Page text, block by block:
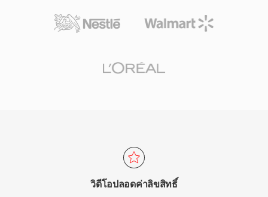
รองรับจากเครื่องเล่นสื่อและเครื่องมือตัดต่อบน
ระบบปฏิบัติการหลักทุกระบบ
ต่อและสตรีมที่มัลติเพล็กซ์สำหรับการเล่นมัลติมีเดีย
เป็นหนึ่งในรูปแบบวิดีโอแรกๆ ที่สามารถนำไปใช้ได้
ลิขสิทธิ์ รูปแบบนี้ยังรองรับเสียง FLAC แบบ
lossless, สตรีมคำบรรยาย Kate และเมตาดาต้า
Skeleton ภายในคอนเทนเนอร์ Ogg แม้ว่า WebM
วิดีโอปลอดค่าลิขสิทธิ์